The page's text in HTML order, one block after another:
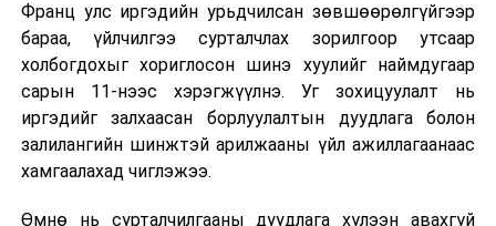
2026 оны 9 дүгээр сарын 13-наас оюутнуудыг
дотуур байранд оруулж эхэлнэ.
Сургууль, цэцэрлэгийн үйл ажиллагааны
зохицуулалт
2026 оны 8 дугаар сарын 17–28-ны өдрүүдэд
байранд элсэлт, бүртгэл болон бусад аливаа
Франц улс иргэдийн урьдчилсан зөвшөөрөлгүйгээр
бараа, үйлчилгээ сурталчлах зорилгоор утсаар
холбогдохыг хориглосон шинэ хуулийг наймдугаар
сарын 11-нээс хэрэгжүүлнэ. Уг зохицуулалт нь
иргэдийг залхаасан борлуулалтын дуудлага болон
залилангийн шинжтэй арилжааны үйл ажиллагаанаас
хамгаалахад чиглэжээ.
Өмнө нь сурталчилгааны дуудлага хүлээн авахгүй